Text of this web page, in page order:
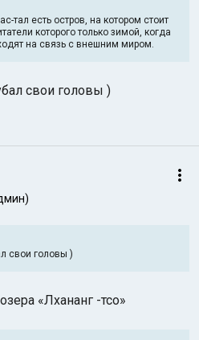
тал есть остров, на котором стоит
которого только зимой, когда
на связь с внешним миром.
свои головы )
свои головы )
«Лхананг -тсо»